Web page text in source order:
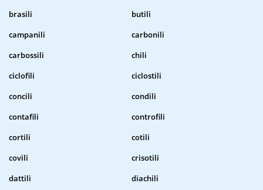
brasili
butili
campanili
carbonili
carbossili
chili
ciclofili
ciclostili
concili
condili
contafili
controfili
cortili
cotili
covili
crisotili
dattili
diachili